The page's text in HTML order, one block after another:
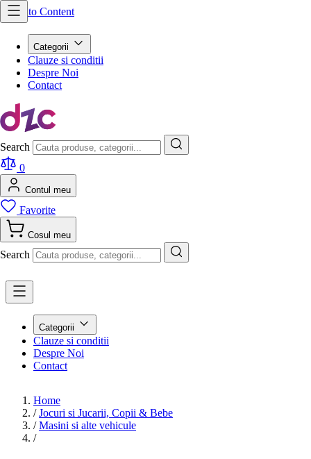
Skip to Content
Categorii
Clauze si conditii
Despre Noi
Contact
Search
0
Contul meu
Favorite
Cosul meu
Search
Categorii
Clauze si conditii
Despre Noi
Contact
Home
/ Jocuri si Jucarii, Copii & Bebe
/ Masini si alte vehicule
/